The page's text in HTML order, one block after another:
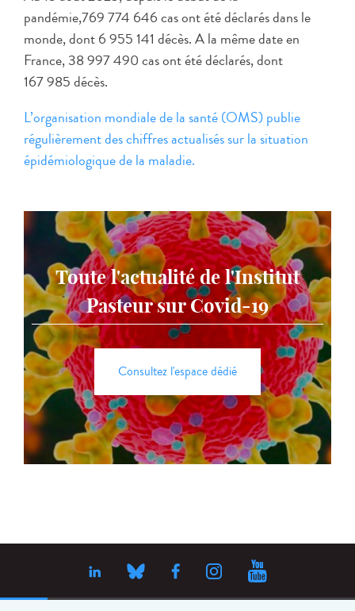
pandémie,769 774 646 cas ont été déclarés dans le
monde, dont 6 955 141 décès. A la même date en
France, 38 997 490 cas ont été déclarés, dont
167 985 décès.
L’organisation mondiale de la santé (OMS) publie
régulièrement des chiffres actualisés sur la situation
épidémiologique de la maladie.
Toute l'actualité de l'Institut
Pasteur sur Covid-19
Consultez l'espace dédié